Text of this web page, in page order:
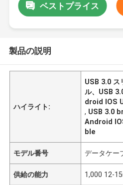
ベストプライス
製品の説明
ハイライト:
USB 3.0 ス
ル、USB
droid IOS
, USB 3.0
Android
ble
モデル番号 データケー
供給の能力 1,000 12-